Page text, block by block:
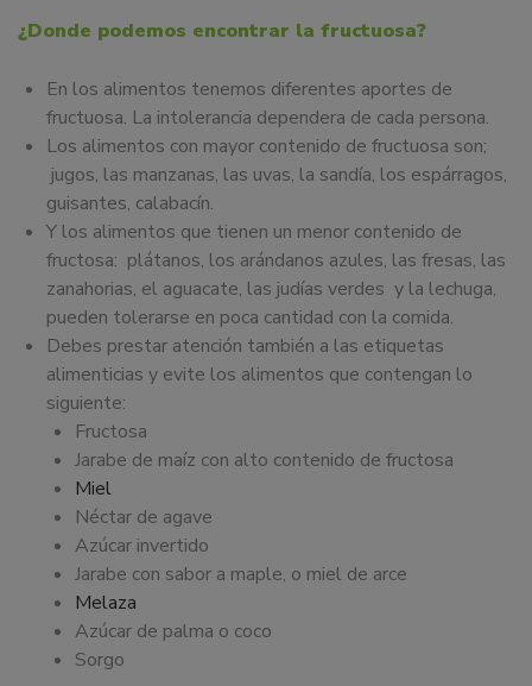
¿Donde podemos encontrar la fructuosa?
En los alimentos tenemos diferentes aportes de
fructuosa. La intolerancia dependera de cada persona.
Los alimentos con mayor contenido de fructuosa son;
jugos, las manzanas, las uvas, la sandía, los espárragos,
guisantes, calabacín.
Y los alimentos que tienen un menor contenido de
fructosa: plátanos, los arándanos azules, las fresas, las
zanahorias, el aguacate, las judías verdes y la lechuga,
pueden tolerarse en poca cantidad con la comida.
Debes prestar atención también a las etiquetas
alimenticias y evite los alimentos que contengan lo
siguiente:
Fructosa
Jarabe de maíz con alto contenido de fructosa
Miel
Néctar de agave
Azúcar invertido
Jarabe con sabor a maple, o miel de arce
Melaza
Azúcar de palma o coco
Sorgo